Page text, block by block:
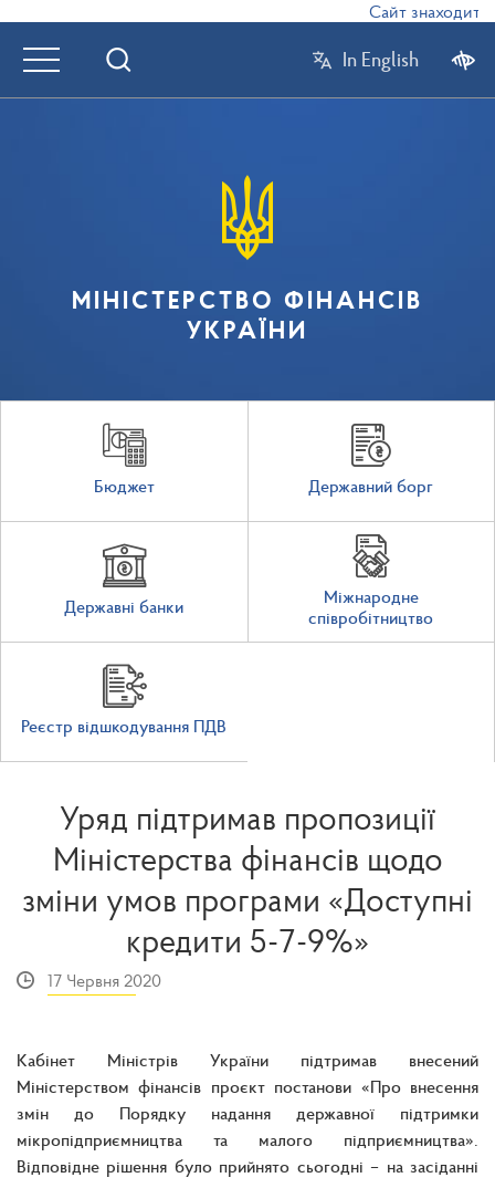
Сайт
In English
МІНІСТЕРСТВО ФІНАНСІВ
УКРАЇНИ
Бюджет Державний борг
Державні банки
Міжнародне
співробітництво
Реєстр відшкодування ПДВ
Уряд підтримав пропозиції
Міністерства фінансів щодо
зміни умов програми «Доступні
кредити 5-7-9%»
17 Червня 2020
Кабінет Міністрів України підтримав внесений
Міністерством фінансів проєкт постанови «Про внесення
змін до Порядку надання державної підтримки
мікропідприємництва та малого підприємництва».
Відповідне рішення було прийнято сьогодні – на засіданні